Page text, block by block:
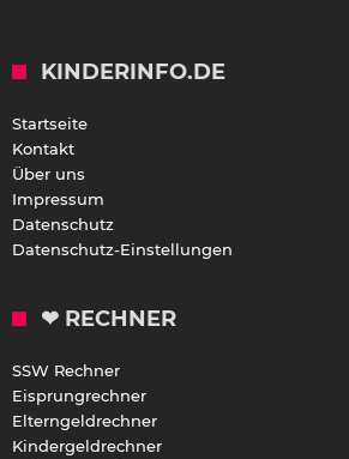
KINDERINFO.DE
Startseite
Kontakt
Über uns
Impressum
Datenschutz
Datenschutz-Einstellungen
❤ RECHNER
SSW Rechner
Eisprungrechner
Elterngeldrechner
Kindergeldrechner